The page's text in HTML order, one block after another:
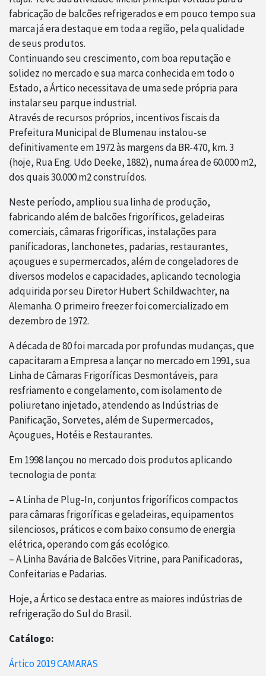
fabricação de balcões refrigerados e em pouco tempo sua
marca já era destaque em toda a região, pela qualidade
de seus produtos.
Continuando seu crescimento, com boa reputação e
solidez no mercado e sua marca conhecida em todo o
Estado, a Ártico necessitava de uma sede própria para
instalar seu parque industrial.
Através de recursos próprios, incentivos fiscais da
Prefeitura Municipal de Blumenau instalou-se
definitivamente em 1972 às margens da BR-470, km. 3
(hoje, Rua Eng. Udo Deeke, 1882), numa área de 60.000 m2,
dos quais 30.000 m2 construídos.
Neste período, ampliou sua linha de produção,
fabricando além de balcões frigoríficos, geladeiras
comerciais, câmaras frigoríficas, instalações para
panificadoras, lanchonetes, padarias, restaurantes,
açougues e supermercados, além de congeladores de
diversos modelos e capacidades, aplicando tecnologia
adquirida por seu Diretor Hubert Schildwachter, na
Alemanha. O primeiro freezer foi comercializado em
dezembro de 1972.
A década de 80 foi marcada por profundas mudanças, que
capacitaram a Empresa a lançar no mercado em 1991, sua
Linha de Câmaras Frigoríficas Desmontáveis, para
resfriamento e congelamento, com isolamento de
poliuretano injetado, atendendo as Indústrias de
Panificação, Sorvetes, além de Supermercados,
Açougues, Hotéis e Restaurantes.
Em 1998 lançou no mercado dois produtos aplicando
tecnologia de ponta:
– A Linha de Plug-In, conjuntos frigoríficos compactos
para câmaras frigoríficas e geladeiras, equipamentos
silenciosos, práticos e com baixo consumo de energia
elétrica, operando com gás ecológico.
– A Linha Bavária de Balcões Vitrine, para Panificadoras,
Confeitarias e Padarias.
Hoje, a Ártico se destaca entre as maiores indústrias de
refrigeração do Sul do Brasil.
Catálogo:
Ártico 2019 CAMARAS